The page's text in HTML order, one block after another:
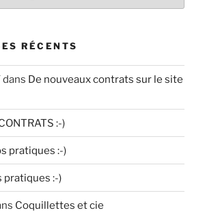
RÉCENTS
dans De nouveaux contrats sur le site
:-)
pratiques :-)
pratiques :-)
Coquillettes et cie